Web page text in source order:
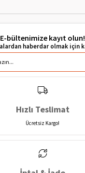
E-bültenimize kayıt olun!
Hızlı Teslimat
Ücretsiz Kargo!